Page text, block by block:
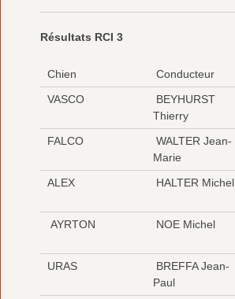
Résultats RCI 3
Chien Conducteur
VASCO
BEYHURST
Thierry
FALCO
WALTER Jean-
Marie
ALEX HALTER Michel
AYRTON NOE Michel
URAS
BREFFA Jean-
Paul